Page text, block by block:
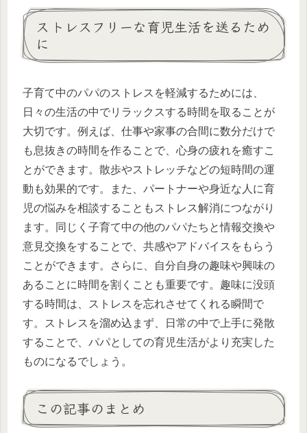
ストレスフリーな育児生活を送るため
に
子育て中のパパのストレスを軽減するためには、
日々の生活の中でリラックスする時間を取ることが
大切です。例えば、仕事や家事の合間に数分だけで
も息抜きの時間を作ることで、心身の疲れを癒すこ
とができます。散歩やストレッチなどの短時間の運
動も効果的です。また、パートナーや身近な人に育
児の悩みを相談することもストレス解消につながり
ます。同じく子育て中の他のパパたちと情報交換や
意見交換をすることで、共感やアドバイスをもらう
ことができます。さらに、自分自身の趣味や興味の
あることに時間を割くことも重要です。趣味に没頭
する時間は、ストレスを忘れさせてくれる瞬間で
す。ストレスを溜め込まず、日常の中で上手に発散
することで、パパとしての育児生活がより充実した
ものになるでしょう。
この記事のまとめ